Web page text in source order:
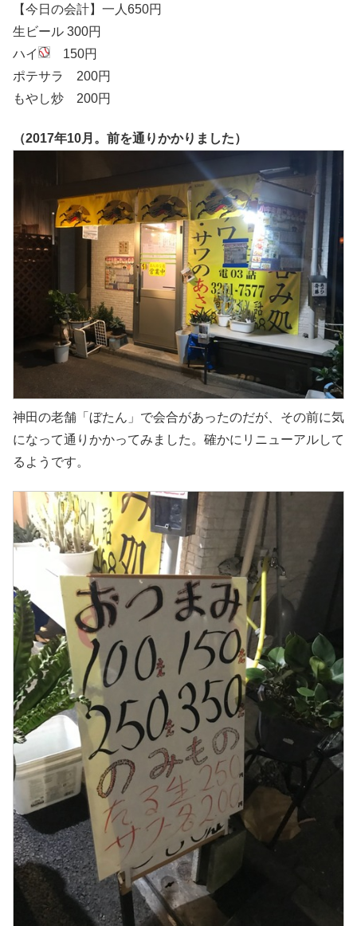
【今日の会計】一人650円
生ビール 300円
ハイ
150円
ポテサラ 200円
もやし炒 200円
（2017年10月。前を通りかかりました）
神田の老舗「ぼたん」で会合があったのだが、その前に気
になって通りかかってみました。確かにリニューアルして
るようです。